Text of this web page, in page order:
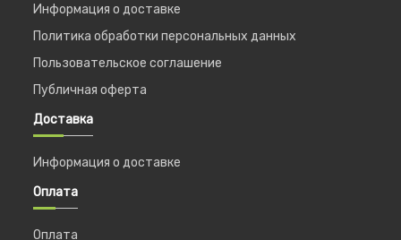
Информация о доставке
Политика обработки персональных данных
Пользовательское соглашение
Публичная оферта
Доставка
Информация о доставке
Оплата
Оплата